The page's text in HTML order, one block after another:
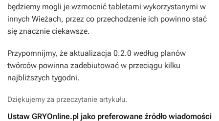
będziemy mogli je wzmocnić tabletami wykorzystanymi w
innych Wieżach, przez co przechodzenie ich powinno stać
się znacznie ciekawsze.
Przypomnijmy, że aktualizacja 0.2.0 według planów
twórców powinna zadebiutować w przeciągu kilku
najbliższych tygodni.
Dziękujemy za przeczytanie artykułu.
Ustaw GRYOnline.pl jako preferowane źródło wiadomości